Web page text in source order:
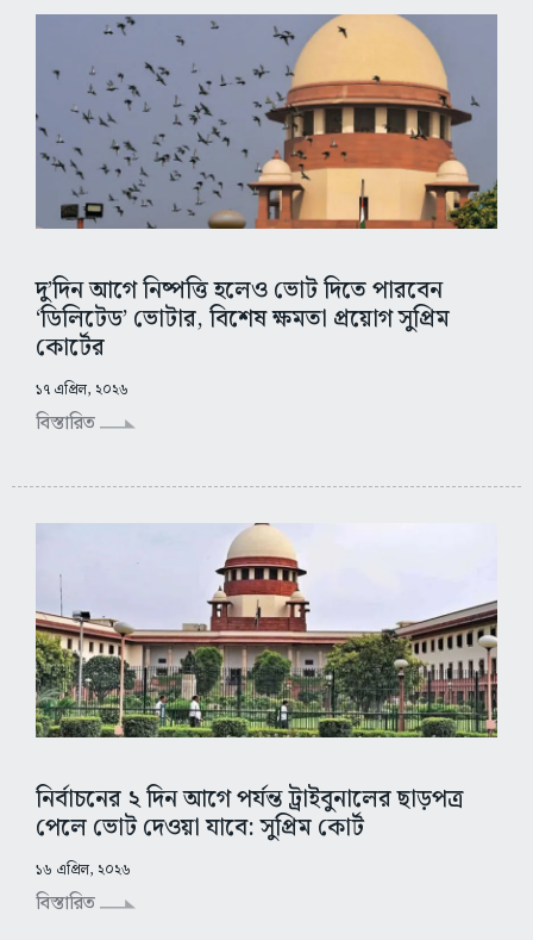
দু’দিন আগে নিষ্পত্তি হলেও ভোট দিতে পারবেন
‘ডিলিটেড’ ভোটার, বিশেষ ক্ষমতা প্রয়োগ সুপ্রিম
কোর্টের
১৭ এপ্রিল, ২০২৬
বিস্তারিত
নির্বাচনের ২ দিন আগে পর্যন্ত ট্রাইবুনালের ছাড়পত্র
পেলে ভোট দেওয়া যাবে: সুপ্রিম কোর্ট
১৬ এপ্রিল, ২০২৬
বিস্তারিত